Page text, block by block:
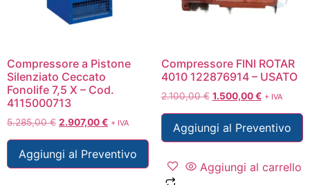
Compressore a Pistone
Silenziato Ceccato
Fonolife 7,5 X – Cod.
4115000713
5.285,00€ 2.907,00€ + IVA
Aggiungi al Preventivo
Compressore FINI ROTAR
4010 122876914 – USATO
2.100,00€ 1.500,00€ + IVA
Aggiungi al Preventivo
Aggiungi al carrello